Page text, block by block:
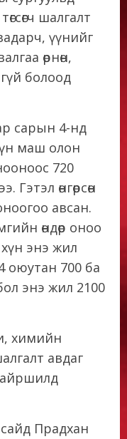
шалгалт
үүнийг
өрнөн,
болоод
сарын 4-нд
маш олон
720
өнгөрсөн
авсан.
өндөр оноо
энэ жил
оюутан 700 ба
энэ жил 2100
химийн
авдаг
Прадхан